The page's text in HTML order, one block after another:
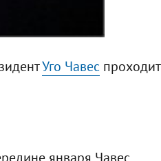
Уго Чавеспроходит
января Чавес